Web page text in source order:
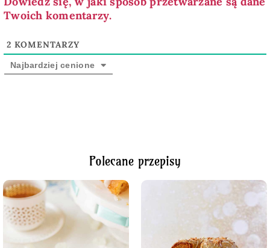
Twoich komentarzy.
2 KOMENTARZY
Najbardziej cenione
Polecane przepisy